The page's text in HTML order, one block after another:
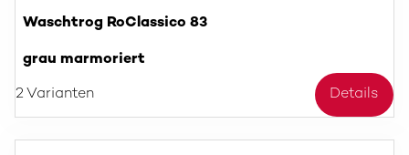
Waschtrog RoClassico 83
grau marmoriert
2 Varianten Details